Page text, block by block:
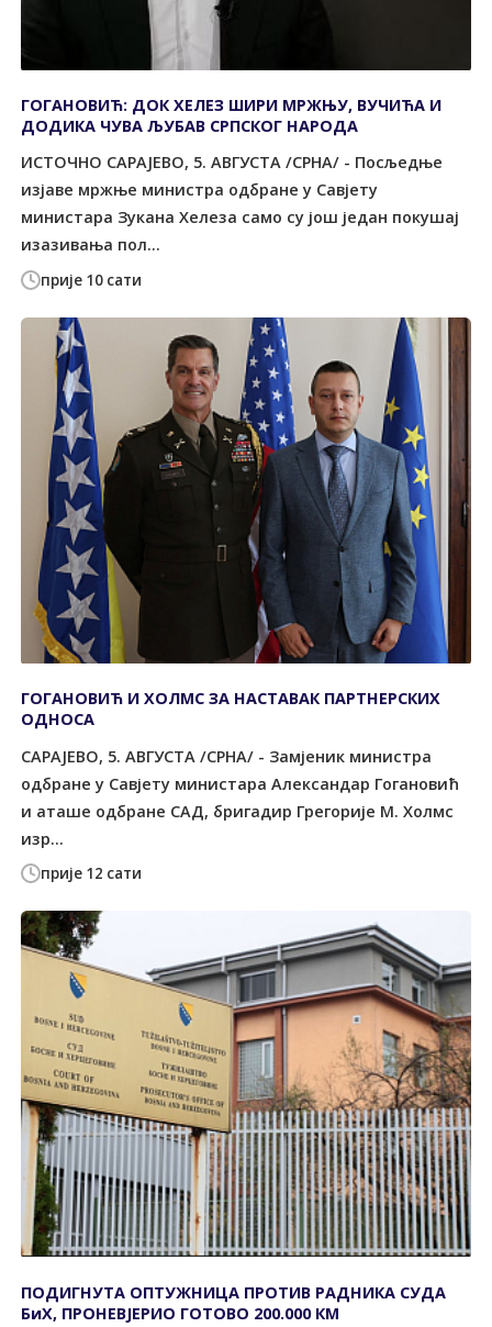
прије 10 сати
ГОГАНОВИЋ: ДОК ХЕЛЕЗ ШИРИ МРЖЊУ, ВУЧИЋА И
ДОДИКА ЧУВА ЉУБАВ СРПСКОГ НАРОДА
ИСТОЧНО САРАЈЕВО, 5. АВГУСТА /СРНА/ - Посљедње
изјаве мржње министра одбране у Савјету
министара Зукана Хелеза само су још један покушај
изазивања пол...
прије 12 сати
ГОГАНОВИЋ И ХОЛМС ЗА НАСТАВАК ПАРТНЕРСКИХ
ОДНОСА
САРАЈЕВО, 5. АВГУСТА /СРНА/ - Замјеник министра
одбране у Савјету министара Александар Гогановић
и аташе одбране САД, бригадир Грегорије М. Холмс
изр...
ПОДИГНУТА ОПТУЖНИЦА ПРОТИВ РАДНИКА СУДА
БиХ, ПРОНЕВЈЕРИО ГОТОВО 200.000 КМ